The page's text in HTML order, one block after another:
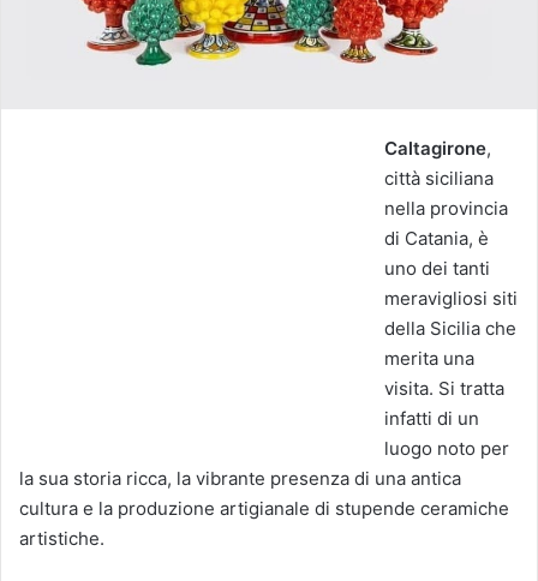
Caltagirone,
città siciliana
nella provincia
di Catania, è
uno dei tanti
meravigliosi siti
della Sicilia che
merita una
visita. Si tratta
infatti di un
luogo noto per
la sua storia ricca, la vibrante presenza di una antica
cultura e la produzione artigianale di stupende ceramiche
artistiche.